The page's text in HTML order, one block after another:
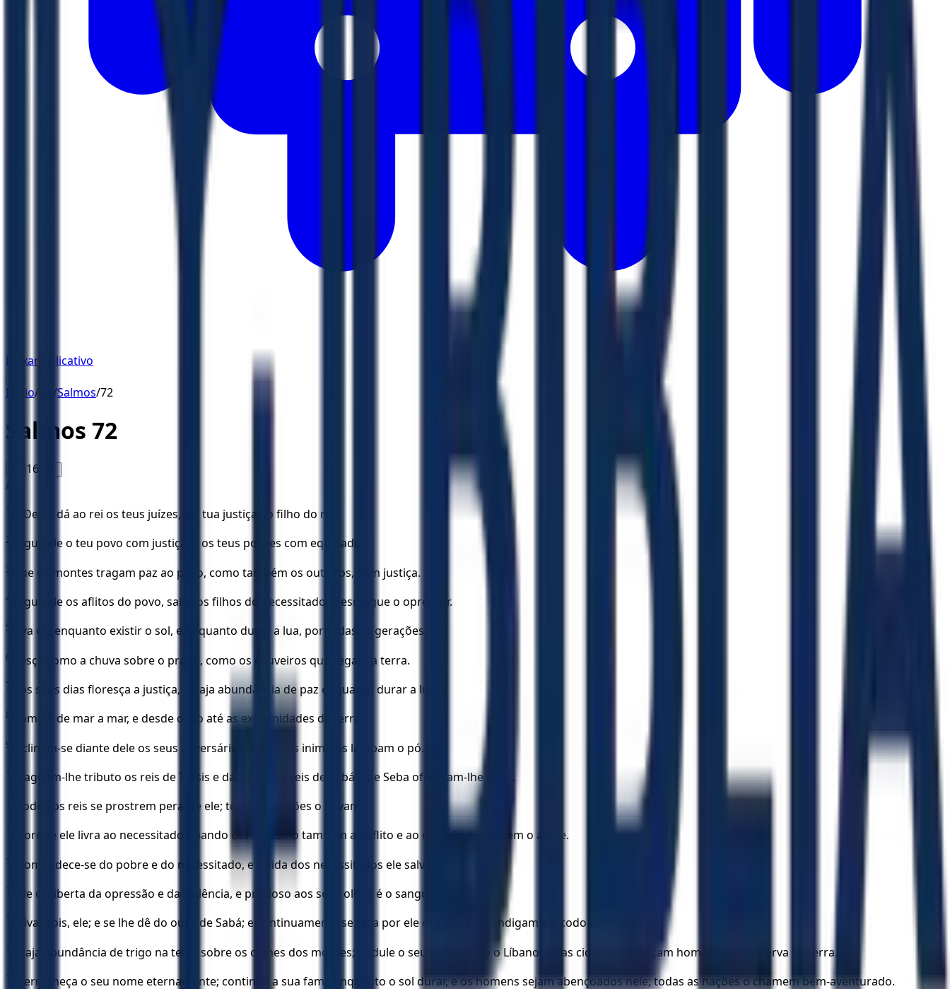
Baixar Aplicativo
Início/ /Salmos/72
Salmos 72
16 A+
AA
1 Ó Deus, dá ao rei os teus juízes, e a tua justiça ao filho do rei.
2 Julgue ele o teu povo com justiça, e os teus pobres com eqüidade.
3 Que os montes tragam paz ao povo, como também os outeiros, com justiça.
4 Julgue ele os aflitos do povo, salve os filhos do necessitado, e esmague o opressor.
5 Viva ele enquanto existir o sol, e enquanto durar a lua, por todas as gerações.
6 Desça como a chuva sobre o prado, como os chuveiros que regam a terra.
7 Nos seus dias floresça a justiça, e haja abundância de paz enquanto durar a lua.
8 Domine de mar a mar, e desde o Rio até as extremidades da terra.
9 Inclinem-se diante dele os seus adversários, e os seus inimigos lambam o pó.
10 Paguem-lhe tributo os reis de Társis e das ilhas; os reis de Sabá e de Seba ofereçam-lhe dons.
11 Todos os reis se prostrem perante ele; todas as nações o sirvam.
12 Porque ele livra ao necessitado quando clama, como também ao aflito e ao que não tem quem o ajude.
13 Compadece-se do pobre e do necessitado, e a vida dos necessitados ele salva.
14 Ele os liberta da opressão e da violência, e precioso aos seus olhos é o sangue deles.
15 Viva, pois, ele; e se lhe dê do ouro de Sabá; e continuamente se faça por ele oração, e o bendigam em todo o tempo.
16 Haja abundância de trigo na terra sobre os cumes dos montes; ondule o seu fruto como o Líbano, e das cidades floresçam homens como a erva da terra.
17 Permaneça o seu nome eternamente; continue a sua fama enquanto o sol durar, e os homens sejam abençoados nele; todas as nações o chamem bem-aventurado.